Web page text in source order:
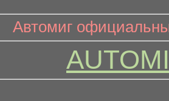
Автомиг